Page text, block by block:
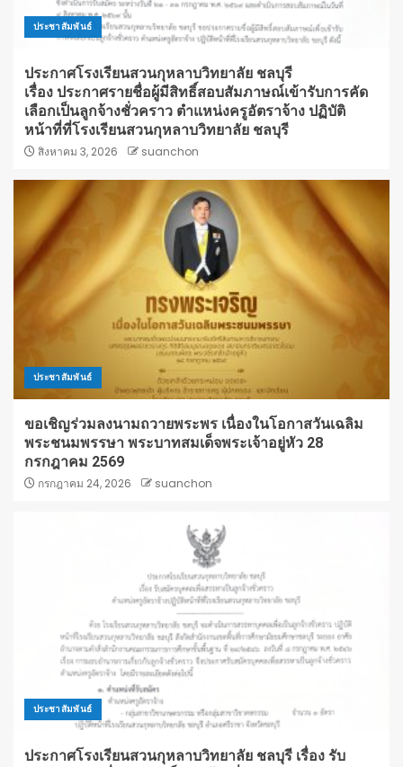
ประชาสัมพันธ์
ประกาศโรงเรียนสวนกุหลาบวิทยาลัย ชลบุรี
เรื่อง ประกาศรายชื่อผู้มีสิทธิ์สอบสัมภาษณ์เข้ารับการคัด
เลือกเป็นลูกจ้างชั่วคราว ตำแหน่งครูอัตราจ้าง ปฏิบัติ
หน้าที่ที่โรงเรียนสวนกุหลาบวิทยาลัย ชลบุรี
สิงหาคม 3, 2026 suanchon
ประชาสัมพันธ์
ขอเชิญร่วมลงนามถวายพระพร เนื่องในโอกาสวันเฉลิม
พระชนมพรรษา พระบาทสมเด็จพระเจ้าอยู่หัว 28
กรกฎาคม 2569
กรกฎาคม 24, 2026 suanchon
ประชาสัมพันธ์
ประกาศโรงเรียนสวนกุหลาบวิทยาลัย ชลบุรี เรื่อง รับ